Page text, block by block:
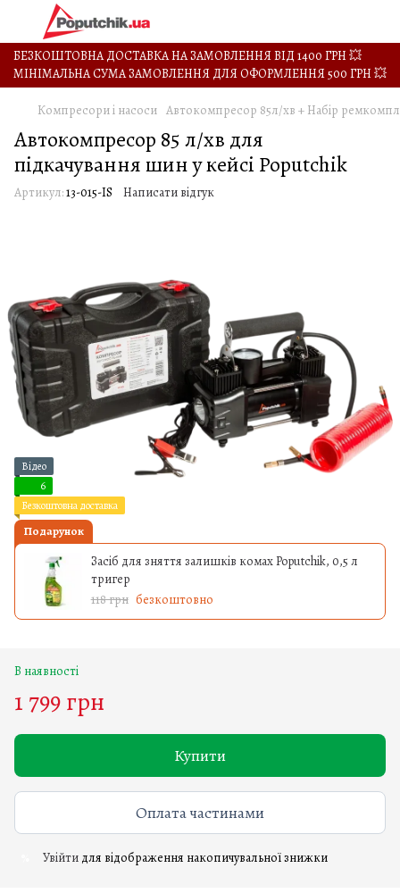
БЕЗКОШТОВНА ДОСТАВКА НА ЗАМОВЛЕННЯ ВІД 1400 ГРН 💥
МІНІМАЛЬНА СУМА ЗАМОВЛЕННЯ ДЛЯ ОФОРМЛЕННЯ 500 ГРН 💥
Компресори і насоси Автокомпресор 85л/хв + Набір
Автокомпресор 85 л/хв для
підкачування шин у кейсі Poputchik
Артикул:13-015-IS Написати відгук
Відео
6
Безкоштовна доставка
Подарунок
Засіб для зняття залишків комах Poputchik, 0,5 л
тригер
118 грн безкоштовно
В наявності
1 799 грн
Купити
Оплата частинами
Увійти для відображення накопичувальної знижки